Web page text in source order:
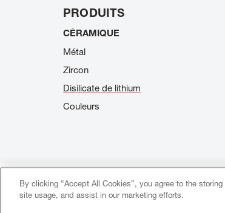
PRODUITS
CÉRAMIQUE
Métal
Zircon
Disilicate de lithium
Couleurs
Footer
© 2026 Creation Willi Geller. Tous droits
By clicking “Accept All Cookies”, you agree to the
site usage, and assist in our marketing efforts.